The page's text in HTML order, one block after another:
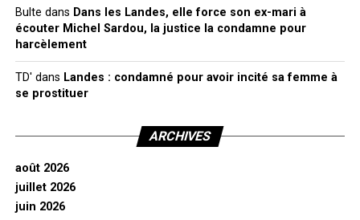
Bulte dans Dans les Landes, elle force son ex-mari à
écouter Michel Sardou, la justice la condamne pour
harcèlement
TD' dans Landes : condamné pour avoir incité sa femme à
se prostituer
ARCHIVES
août 2026
juillet 2026
juin 2026